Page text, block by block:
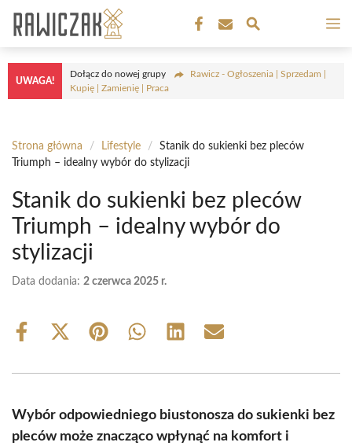
treści
UWAGA!
Dołącz do nowej grupy
Rawicz - Ogłoszenia | Sprzedam |
Kupię | Zamienię | Praca
Strona główna / Lifestyle /
Stanik do sukienki bez pleców
Triumph – idealny wybór do stylizacji
Stanik do sukienki bez pleców
Triumph – idealny wybór do
stylizacji
Data dodania: 2 czerwca 2025 r.
Share
Share
(Twitter)
Share Share Share Share
Wybór odpowiedniego biustonosza do sukienki bez
pleców może znacząco wpłynąć na komfort i